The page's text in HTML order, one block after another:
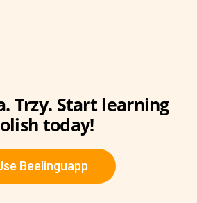
Trzy. Start learning
today!
Beelinguapp